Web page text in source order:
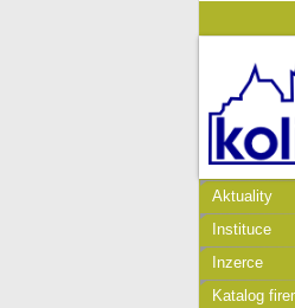
Aktuality
Instituce
Inzerce
Katalog